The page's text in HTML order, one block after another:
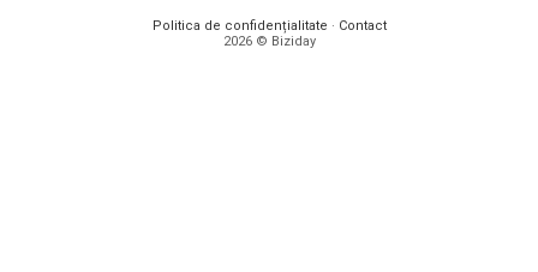
Politica de confidențialitate · Contact
2026 © Biziday